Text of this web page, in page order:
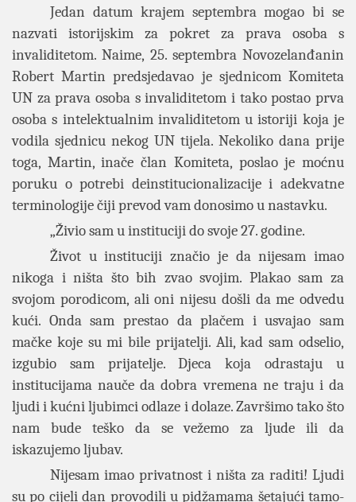
Jedan datum krajem septembra mogao bi se
nazvati istorijskim za pokret za prava osoba s
invaliditetom. Naime, 25. septembra Novozelanđanin
Robert Martin predsjedavao je sjednicom Komiteta
UN za prava osoba s invaliditetom i tako postao prva
osoba s intelektualnim invaliditetom u istoriji koja je
vodila sjednicu nekog UN tijela. Nekoliko dana prije
toga, Martin, inače član Komiteta, poslao je moćnu
poruku o potrebi deinstitucionalizacije i adekvatne
terminologije čiji prevod vam donosimo u nastavku.
„Živio sam u instituciji do svoje 27. godine.
Život u instituciji značio je da nijesam imao
nikoga i ništa što bih zvao svojim. Plakao sam za
svojom porodicom, ali oni nijesu došli da me odvedu
kući. Onda sam prestao da plačem i usvajao sam
mačke koje su mi bile prijatelji. Ali, kad sam odselio,
izgubio sam prijatelje. Djeca koja odrastaju u
institucijama nauče da dobra vremena ne traju i da
ljudi i kućni ljubimci odlaze i dolaze. Završimo tako što
nam bude teško da se vežemo za ljude ili da
iskazujemo ljubav.
Nijesam imao privatnost i ništa za raditi! Ljudi
su po cijeli dan provodili u pidžamama šetajući tamo-